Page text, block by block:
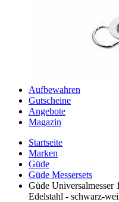
Aufbewahren
Gutscheine
Angebote
Magazin
Startseite
Marken
Güde
Güde Messersets
Güde Universalmesser
Edelstahl - schwarz-